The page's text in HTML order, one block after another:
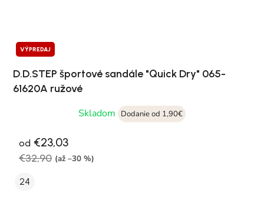
VÝPREDAJ
D.D.STEP športové sandále "Quick Dry" 065-
61620A ružové
Skladom
Dodanie od 1,90€
od €23,03
€32,90 (až –30 %)
24